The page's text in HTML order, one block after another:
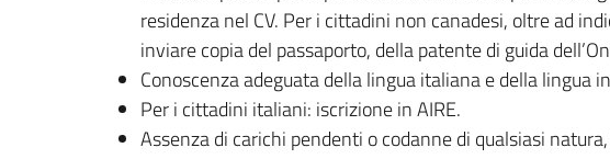
residenza nel CV. Per i cittadini non canadesi, oltre ad
inviare copia del passaporto, della patente di guida
Conoscenza adeguata della lingua italiana e della lingua
Per i cittadini italiani: iscrizione in AIRE.
Assenza di carichi pendenti o codanne di qualsiasi